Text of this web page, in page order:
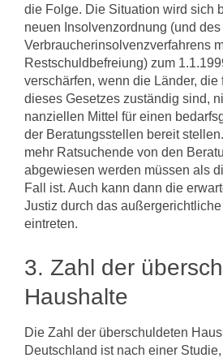
die Folge. Die Situation wird sich
neuen Insol­venzordnung (und
Verbraucherinsolvenzverfahrens
Restschuldbefreiung) zum
verschärfen, wenn die Län­der, die
dieses Gesetzes zuständig sind,
nanziellen Mittel für einen
der Beratungsstellen bereit­
mehr Ratsuchende von den
abgewie­sen werden müssen als
Fall ist. Auch kann dann die
Justiz durch das
eintreten.
3. Zahl der
Haushalte
Die Zahl der überschuldeten
Deutschland ist nach einer